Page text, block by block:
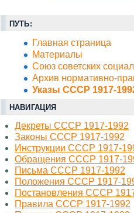
ПУТЬ:
Главная страница
Материалы
Союз советских
Архив нормативно-
Указы СССР 1917-
НАВИГАЦИЯ
Декреты СССР 1917-1992
Законы СССР 1917-1992
Инструкции СССР 1917-
Обращения СССР 1917-
Письма СССР 1917-1992
Положения СССР 1917-
Постановления СССР
Правила СССР 1917-1992